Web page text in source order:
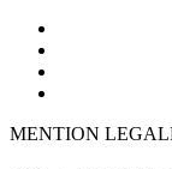
MENTION